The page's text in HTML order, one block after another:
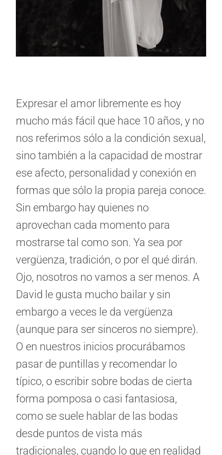
Expresar el amor libremente es hoy
mucho más fácil que hace 10 años, y no
nos referimos sólo a la condición sexual,
sino también a la capacidad de mostrar
ese afecto, personalidad y conexión en
formas que sólo la propia pareja conoce.
Sin embargo hay quienes no
aprovechan cada momento para
mostrarse tal como son. Ya sea por
vergüenza, tradición, o por el qué dirán.
Ojo, nosotros no vamos a ser menos. A
David le gusta mucho bailar y sin
embargo a veces le da vergüenza
(aunque para ser sinceros no siempre).
O en nuestros inicios procurábamos
pasar de puntillas y recomendar lo
típico, o escribir sobre bodas de cierta
forma pomposa o casi fantasiosa,
como se suele hablar de las bodas
desde puntos de vista más
tradicionales, cuando lo que en realidad